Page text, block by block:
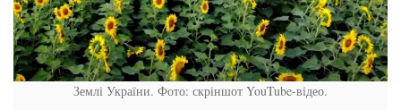
Землі України. Фото: скріншот YouTube-відео.